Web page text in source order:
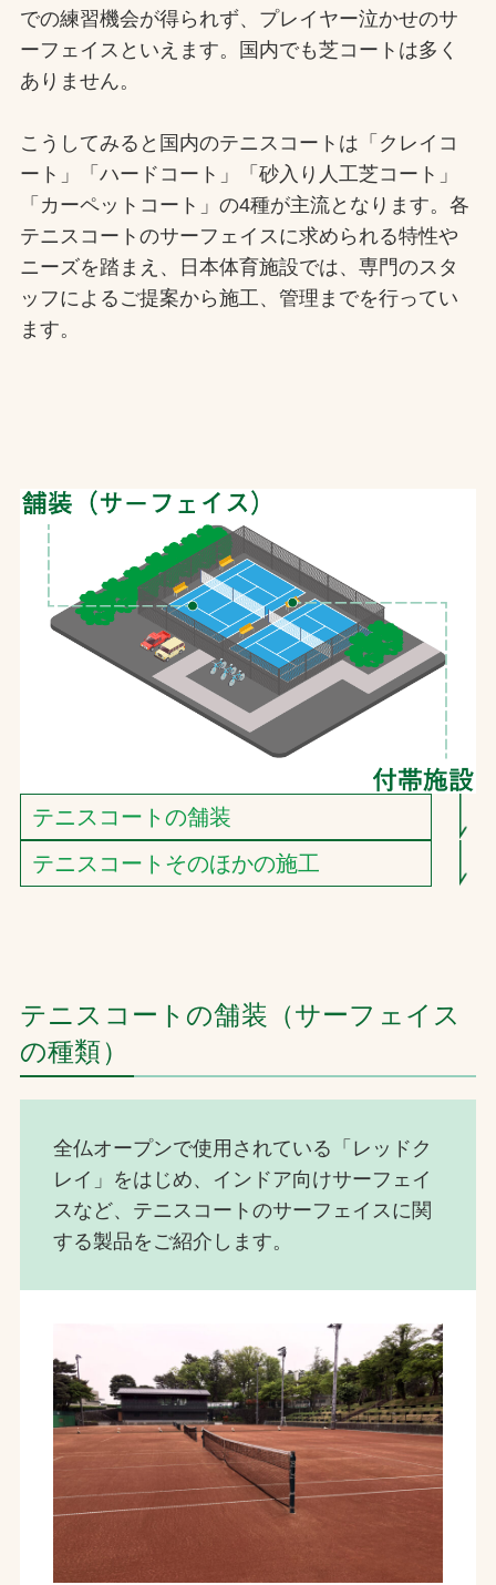
での練習機会が得られず、プレイヤー泣かせのサ
ーフェイスといえます。国内でも芝コートは多く
ありません。
こうしてみると国内のテニスコートは「クレイコ
ート」「ハードコート」「砂入り人工芝コート」
「カーペットコート」の4種が主流となります。各
テニスコートのサーフェイスに求められる特性や
ニーズを踏まえ、日本体育施設では、専門のスタ
ッフによるご提案から施工、管理までを行ってい
ます。
テニスコートの舗装
テニスコートそのほかの施工
テニスコートの舗装（サーフェイス
の種類）
全仏オープンで使用されている「レッドク
レイ」をはじめ、インドア向けサーフェイ
スなど、テニスコートのサーフェイスに関
する製品をご紹介します。